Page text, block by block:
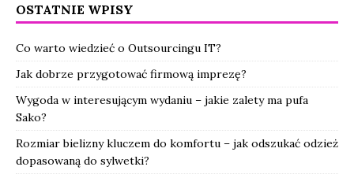
OSTATNIE WPISY
Co warto wiedzieć o Outsourcingu IT?
Jak dobrze przygotować firmową imprezę?
Wygoda w interesującym wydaniu – jakie zalety ma pufa
Sako?
Rozmiar bielizny kluczem do komfortu – jak odszukać odzież
dopasowaną do sylwetki?